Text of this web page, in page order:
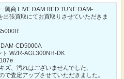
興商 LIVE DAM RED TUNE DAM-
張買取にてお買取りさせていただきま
CD5000A
WZR-AGL300NH-DK
ズ、汚れはございませんでした。
で査定アップさせていただきました。